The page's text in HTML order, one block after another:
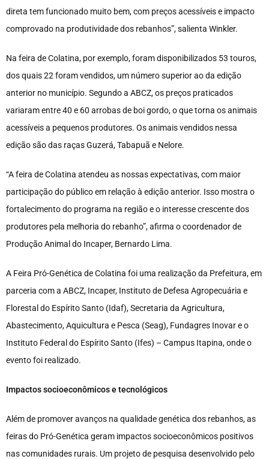
direta tem funcionado muito bem, com preços acessíveis e impacto
comprovado na produtividade dos rebanhos”, salienta Winkler.
Na feira de Colatina, por exemplo, foram disponibilizados 53 touros,
dos quais 22 foram vendidos, um número superior ao da edição
anterior no município. Segundo a ABCZ, os preços praticados
variaram entre 40 e 60 arrobas de boi gordo, o que torna os animais
acessíveis a pequenos produtores. Os animais vendidos nessa
edição são das raças Guzerá, Tabapuã e Nelore.
“A feira de Colatina atendeu as nossas expectativas, com maior
participação do público em relação à edição anterior. Isso mostra o
fortalecimento do programa na região e o interesse crescente dos
produtores pela melhoria do rebanho”, afirma o coordenador de
Produção Animal do Incaper, Bernardo Lima.
A Feira Pró-Genética de Colatina foi uma realização da Prefeitura, em
parceria com a ABCZ, Incaper, Instituto de Defesa Agropecuária e
Florestal do Espírito Santo (Idaf), Secretaria da Agricultura,
Abastecimento, Aquicultura e Pesca (Seag), Fundagres Inovar e o
Instituto Federal do Espírito Santo (Ifes) – Campus Itapina, onde o
evento foi realizado.
Impactos socioeconômicos e tecnológicos
Além de promover avanços na qualidade genética dos rebanhos, as
feiras do Pró-Genética geram impactos socioeconômicos positivos
nas comunidades rurais. Um projeto de pesquisa desenvolvido pelo